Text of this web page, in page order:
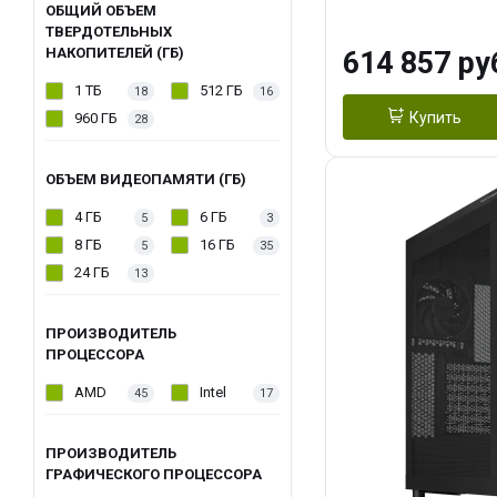
ОБЩИЙ ОБЪЕМ
ТВЕРДОТЕЛЬНЫХ
НАКОПИТЕЛЕЙ (ГБ)
1 ТБ 18 512 ГБ 16
960 ГБ 28
ОБЪЕМ ВИДЕОПАМЯТИ (ГБ)
4 ГБ 5 6 ГБ 3
8 ГБ 5 16 ГБ 35
24 ГБ 13
ПРОИЗВОДИТЕЛЬ
ПРОЦЕССОРА
AMD 45 Intel 17
ПРОИЗВОДИТЕЛЬ
ГРАФИЧЕСКОГО ПРОЦЕССОРА
Turbo/ 1 ТБ
614 857
Купить